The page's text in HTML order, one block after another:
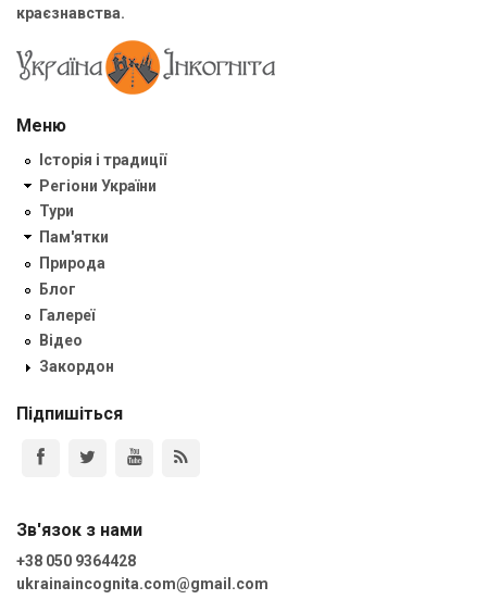
краєзнавства.
Меню
Історія і традиції
Регіони України
Тури
Пам'ятки
Природа
Блог
Галереї
Відео
Закордон
Підпишіться
Зв'язок з нами
+38 050 9364428
ukrainaincognita.com@gmail.com